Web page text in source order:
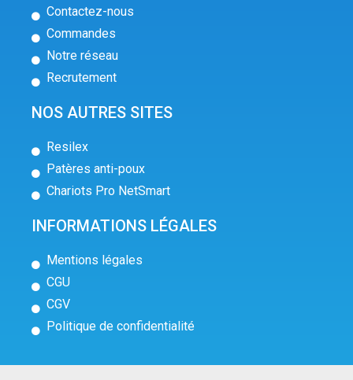
Contactez-nous
Commandes
Notre réseau
Recrutement
NOS AUTRES SITES
Resilex
Patères anti-poux
Chariots Pro NetSmart
INFORMATIONS LÉGALES
Mentions légales
CGU
CGV
Politique de confidentialité